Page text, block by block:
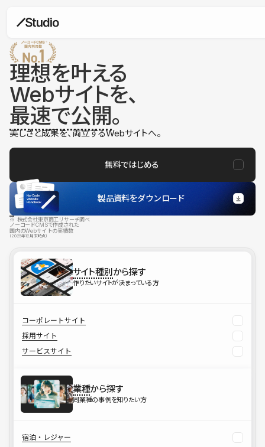
理想を叶える
Webサイトを、
最速で公開。
美しさと成果を、両立するWebサイトへ。
無料ではじめる
製品資料をダウンロード
※ 株式会社東京商工リサーチ調べ
ノーコードCMSで作成された
国内のWebサイトの実績数
（2025年12月末時点）
サイト種別から探す
作りたいサイトが決まっている方
コーポレートサイト
採用サイト
サービスサイト
業種から探す
同業種の事例を知りたい方
宿泊・レジャー